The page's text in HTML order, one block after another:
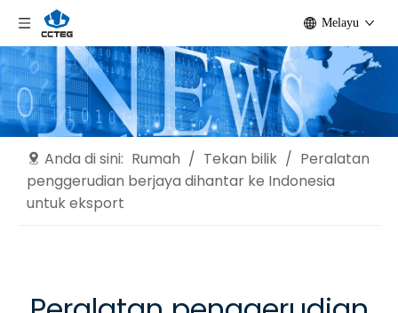
Melayu
Anda di sini: Rumah / Tekan bilik / Peralatan
penggerudian berjaya dihantar ke Indonesia
untuk eksport